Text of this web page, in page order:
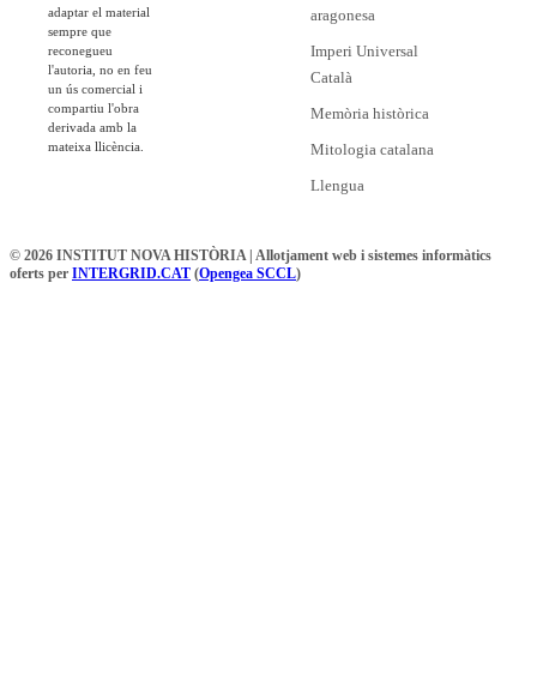
adaptar el material
sempre que
reconegueu
l'autoria, no en feu
un ús comercial i
compartiu l'obra
derivada amb la
mateixa llicència.
aragonesa
Imperi Universal
Català
Memòria històrica
Mitologia catalana
Llengua
© 2026 INSTITUT NOVA HISTÒRIA | Allotjament web i sistemes informàtics
oferts per INTERGRID.CAT (Opengea SCCL)